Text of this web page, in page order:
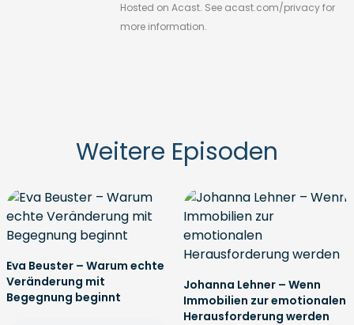
Hosted on Acast. See acast.com/privacyfor
more information.
Weitere Episoden
Eva Beuster – Warum echte
Veränderung mit
Begegnung beginnt
Johanna Lehner – Wenn
Immobilien zur emotionalen
Herausforderung werden